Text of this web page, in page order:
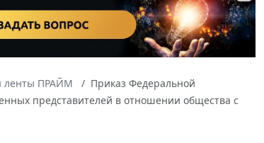
ленты ПРАЙМ
Приказ Федеральной
представителей в отношении общества с